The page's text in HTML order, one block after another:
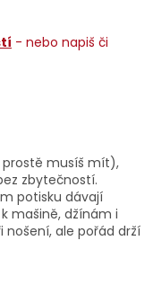
- nebo napiš či
musíš mít),
zbytečností.
potisku dávají
mašině, džínám i
nošení, ale pořád drží